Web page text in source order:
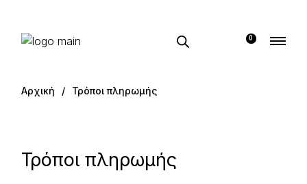
0
Αρχική Τρόποι πληρωμής
Τρόποι πληρωμής